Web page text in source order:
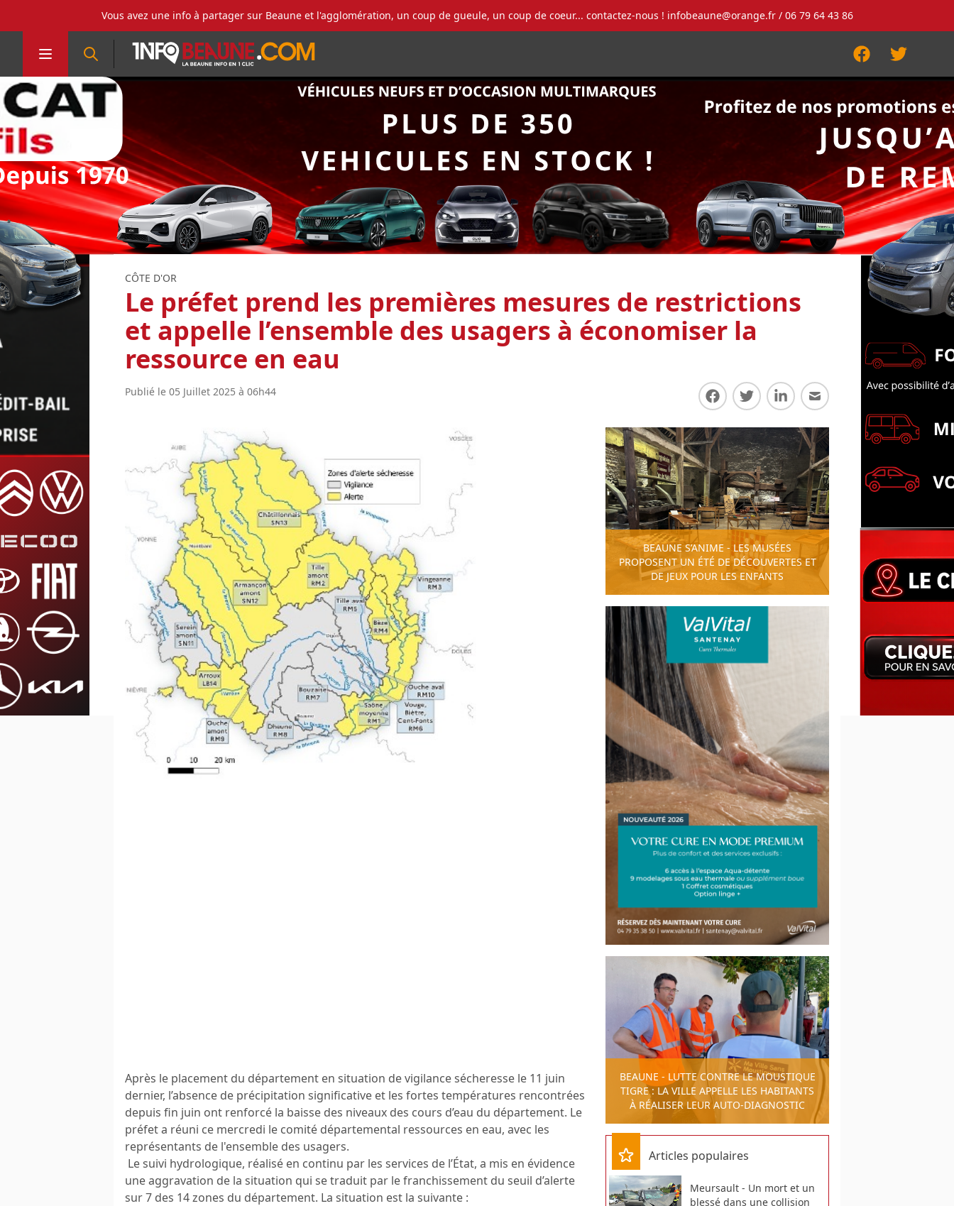
Vous avez une info à partager sur Beaune et l'agglomération, un coup de gueule, un coup de coeur... contactez-nous ! infobeaune@orange.fr/ 06 79 64 43 86
FacebookTwitter
CÔTE D'OR
Le préfet prend les premières mesures de restrictions
et appelle l’ensemble des usagers à économiser la
ressource en eau
Publié le 05 Juillet 2025 à 06h44
Partager sur Facebook
Partager sur Twitter
Partager sur LinkedIn
Partager par E-mail
Après le placement du département en situation de vigilance sécheresse le 11 juin
dernier, l’absence de précipitation significative et les fortes températures rencontrées
depuis fin juin ont renforcé la baisse des niveaux des cours d’eau du département. Le
préfet a réuni ce mercredi le comité départemental ressources en eau, avec les
représentants de l'ensemble des usagers.
Le suivi hydrologique, réalisé en continu par les services de l’État, a mis en évidence
une aggravation de la situation qui se traduit par le franchissement du seuil d’alerte
sur 7 des 14 zones du département. La situation est la suivante :
BEAUNE S’ANIME - LES MUSÉES
PROPOSENT UN ÉTÉ DE DÉCOUVERTES ET
DE JEUX POUR LES ENFANTS
BEAUNE - LUTTE CONTRE LE MOUSTIQUE
TIGRE : LA VILLE APPELLE LES HABITANTS
À RÉALISER LEUR AUTO-DIAGNOSTIC
Articles populaires
Meursault - Un mort et un
blessé dans une collision